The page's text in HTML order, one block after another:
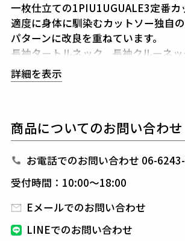
一枚仕立ての1PIU1UGUALE3定番カ
適度に身体に馴染むカットソー独自
パターンに改良を重ねています。
長袖タートルネック、長袖クルーネ
とで、用途に応じて汎用性の高いシリ
す。高級感のある質感と温かみが秋
素材
outer : acrylic 44% rayon 30%
nylon 24% polyurethane 2%
人肌から蒸発してしまう水分を利用し
につなげる機能を持った
詳細を表示
商品についてのお問い合わせ
お電話でのお問い合わせ 06-
受付時間：10:00～18:00
Eメールでのお問い合わせ
LINEでのお問い合わせ